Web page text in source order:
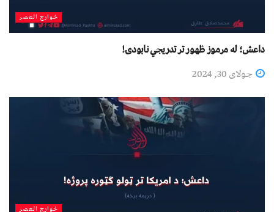
خوارج العصر
داعش؛ له مرموز ظهور تر تدریجي نابودۍ!
جولای 30, 2024
خوارج العصر